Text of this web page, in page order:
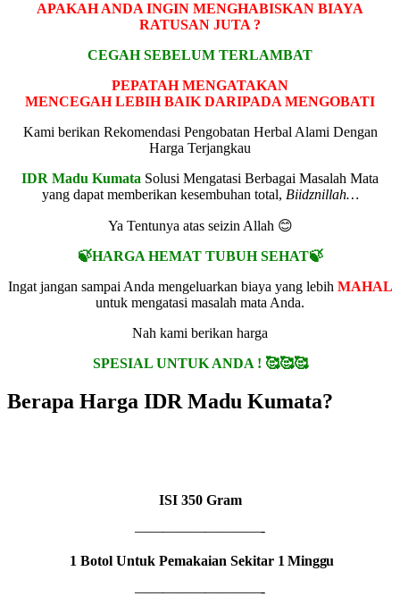
APAKAH ANDA INGIN MENGHABISKAN BIAYA
RATUSAN JUTA ?
CEGAH SEBELUM TERLAMBAT
PEPATAH MENGATAKAN
MENCEGAH LEBIH BAIK DARIPADA MENGOBATI
Kami berikan Rekomendasi Pengobatan Herbal Alami Dengan
Harga Terjangkau
IDR Madu Kumata Solusi Mengatasi Berbagai Masalah Mata
yang dapat memberikan kesembuhan total, Biidznillah…
Ya Tentunya atas seizin Allah 😊
🍃HARGA HEMAT TUBUH SEHAT🍃
Ingat jangan sampai Anda mengeluarkan biaya yang lebih MAHAL
untuk mengatasi masalah mata Anda.
Nah kami berikan harga
SPESIAL UNTUK ANDA ! 🥰🥰🥰
Berapa Harga IDR Madu Kumata?
ISI350 Gram
—————————-
1 Botol Untuk Pemakaian Sekitar 1 Minggu
—————————-